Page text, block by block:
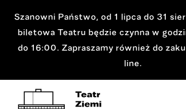
Szanowni Państwo, od 1 lipca do 31
biletowa Teatru będzie czynna w
do 16:00. Zapraszamy również do
line.